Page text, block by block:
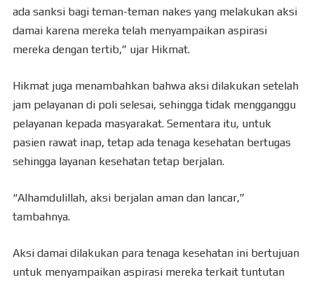
ada sanksi bagi teman-teman nakes yang melakukan aksi
damai karena mereka telah menyampaikan aspirasi
mereka dengan tertib,” ujar Hikmat.
Hikmat juga menambahkan bahwa aksi dilakukan setelah
jam pelayanan di poli selesai, sehingga tidak mengganggu
pelayanan kepada masyarakat. Sementara itu, untuk
pasien rawat inap, tetap ada tenaga kesehatan bertugas
sehingga layanan kesehatan tetap berjalan.
“Alhamdulillah, aksi berjalan aman dan lancar,”
tambahnya.
Aksi damai dilakukan para tenaga kesehatan ini bertujuan
untuk menyampaikan aspirasi mereka terkait tuntutan